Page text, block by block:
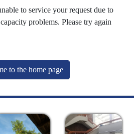
to service your request due to
problems. Please try again
to the home page